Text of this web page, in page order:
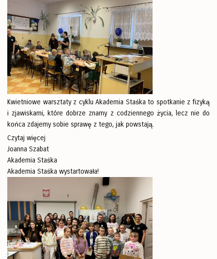
Kwietniowe warsztaty z cyklu Akademia Staśka to spotkanie z fizyką
i zjawiskami, które dobrze znamy z codziennego życia, lecz nie do
końca zdajemy sobie sprawę z tego, jak powstają.
Czytaj więcej
Joanna Szabat
Akademia Staśka
Akademia Staśka wystartowała!